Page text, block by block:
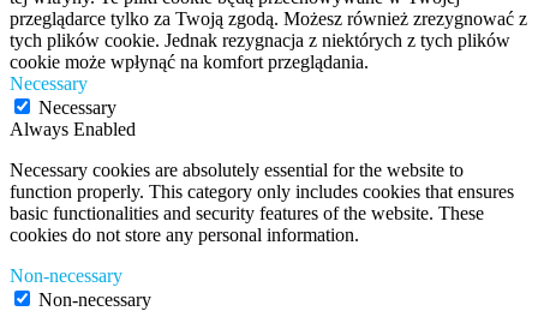
przeglądarce tylko za Twoją zgodą. Możesz również zrezygnować z
tych plików cookie. Jednak rezygnacja z niektórych z tych plików
cookie może wpłynąć na komfort przeglądania.
Necessary
Necessary
Always Enabled
Necessary cookies are absolutely essential for the website to
function properly. This category only includes cookies that ensures
basic functionalities and security features of the website. These
cookies do not store any personal information.
Non-necessary
Non-necessary